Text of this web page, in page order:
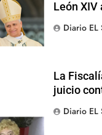
León
Diario EL
La
juicio
Diario EL